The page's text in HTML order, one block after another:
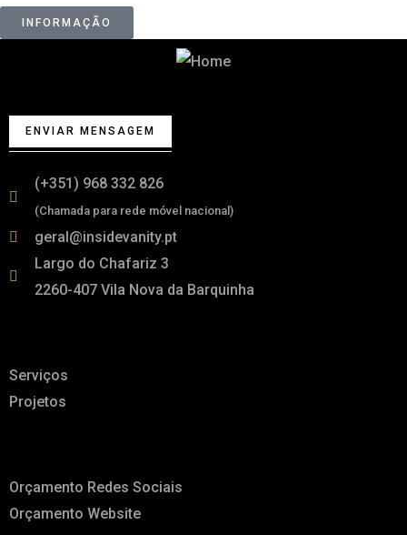
INFORMAÇÃO
ENVIAR MENSAGEM
(+351) 968 332 826
(Chamada para rede móvel nacional)
geral@insidevanity.pt
Largo do Chafariz 3
2260-407 Vila Nova da Barquinha
Serviços
Projetos
Orçamento Redes Sociais
Orçamento Website